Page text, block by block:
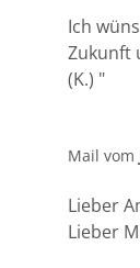
Ich
Zukunft
(K.) "
Mail vom
Lieber
Lieber